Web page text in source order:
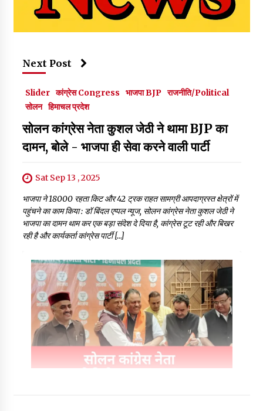
Next Post
Slider कांग्रेस Congress भाजपा BJP राजनीति/Political
सोलन हिमाचल प्रदेश
सोलन कांग्रेस नेता कुशल जेठी ने थामा BJP का
दामन, बोले - भाजपा ही सेवा करने वाली पार्टी
Sat Sep 13 , 2025
भाजपा ने 18000 रहता किट और 42 ट्रक राहत सामग्री आपदाग्रस्त क्षेत्रों में
पहुंचने का काम किया : डॉ बिंदल एप्पल न्यूज, सोलन कांग्रेस नेता कुशल जेठी ने
भाजपा का दामन थाम कर एक बड़ा संदेश दे दिया है, कांग्रेस टूट रही और बिखर
रही है और कार्यकर्ता कांग्रेस पार्टी […]